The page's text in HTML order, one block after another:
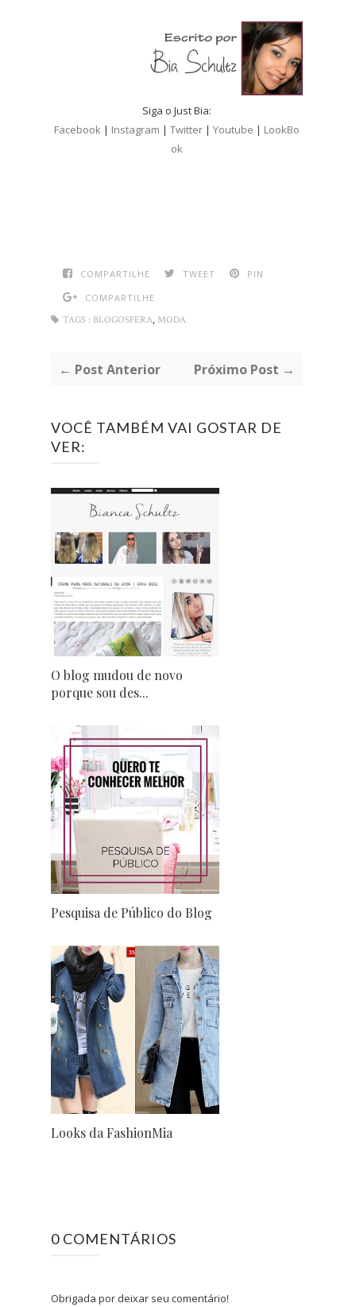
Siga o Just Bia:
Facebook | Instagram | Twitter| Youtube | LookBo
ok
COMPARTILHE TWEET
PIN
COMPARTILHE
TAGS : BLOGOSFERA, MODA
← Post Anterior Próximo Post →
VOCÊ TAMBÉM VAI GOSTAR DE
VER:
O blog mudou de novo
porque sou des...
Pesquisa de Público do Blog
Looks da FashionMia
0 COMENTÁRIOS
Obrigada por deixar seu comentário!